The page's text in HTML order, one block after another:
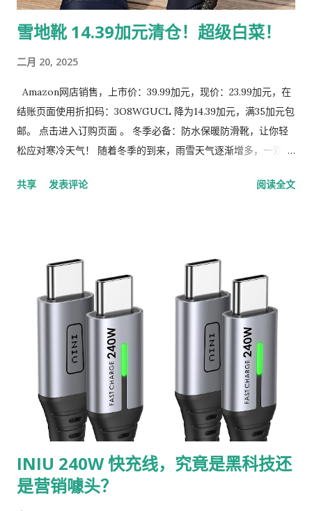
雪地靴 14.39加元清仓！超级白菜！
二月 20, 2025
Amazon网店销售，上市价：39.99加元，现价：23.99加元，在
结账页面使用折扣码：3O8WGUCL 降为14.39加元，满35加元包
邮。 点击进入订购页面 。 冬季必备：防水保暖防滑靴，让你轻
松应对寒冷天气！ 随着冬季的到来，雨雪天气逐渐增多，一双既
推荐一款多功能冬季靴子，它不仅防水、保暖，还具备防滑和舒
挡雨水、雪水或其他液体的侵入。无论是雨天还是雪天，它都能
确保你的双脚始终保持干爽。更棒的是，清洁起来也非常方便，
只需用布轻轻擦拭即可，完全不用担心污渍难以处理。 2. 透气保
暖内衬：温暖包裹双脚 靴子的内衬使用了优质的人造短绒，能够
完全包裹住双脚，提供极佳的保暖效果。即使在零下的寒冷天气
中，你的双脚也能保持温暖和干燥。内衬的透气性也非常好，避
免了因长时间穿着而产生的闷热感，让你在冬季也能享受舒适的
穿着体验。 3. 穿脱方便：弹性设计省时省力 这款靴子配备了高质
量的弹性带，穿脱非常方便。弹性带具有高弹性，即使反复拉伸
也不会变形，使用起来非常耐用。无论是早晨匆忙出门，还是晚
上疲惫回家，这款靴子都能让你轻松穿脱，节省时间和精力。 4.
防滑软底：安全又舒适 靴子的橡胶鞋底不仅耐磨，还具备出色的
共享 发表评论 阅读全文
INIU 240W 快充线，究竟是黑科技还
是营销噱头？